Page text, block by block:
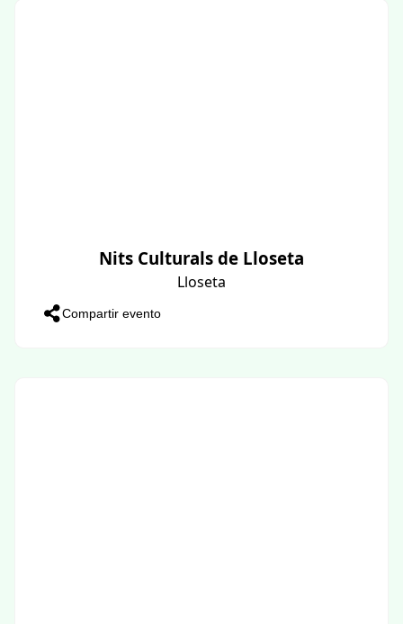
Nits Culturals de Lloseta
Lloseta
Compartir evento